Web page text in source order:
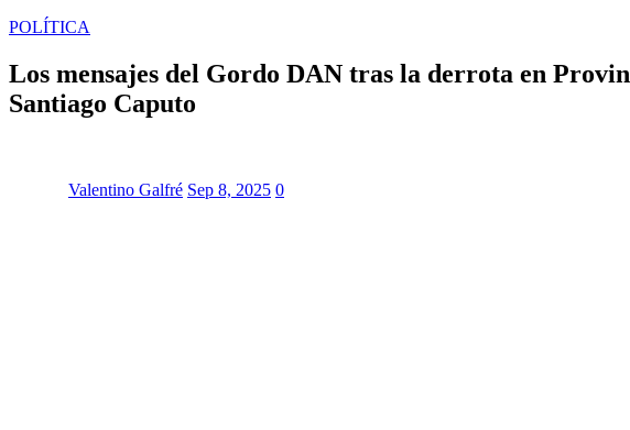
POLÍTICA
Los mensajes del Gordo DAN tras la derrota en
Santiago Caputo
Valentino Galfré Sep 8, 2025 0